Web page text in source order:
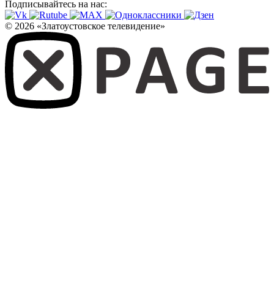
Подписывайтесь на нас:
© 2026 «Златоустовское телевидение»